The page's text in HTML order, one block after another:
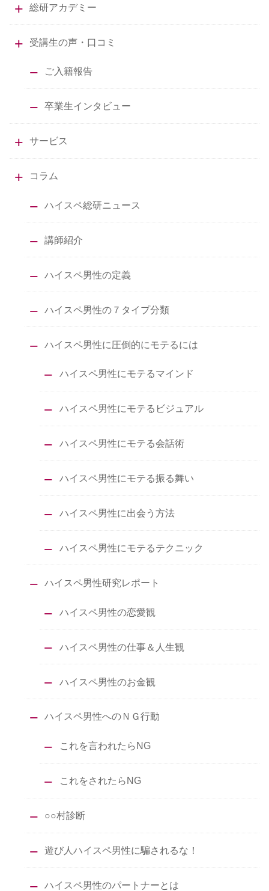
総研アカデミー
受講生の声・口コミ
ご入籍報告
卒業生インタビュー
サービス
コラム
ハイスペ総研ニュース
講師紹介
ハイスペ男性の定義
ハイスペ男性の７タイプ分類
ハイスペ男性に圧倒的にモテるには
ハイスペ男性にモテるマインド
ハイスペ男性にモテるビジュアル
ハイスペ男性にモテる会話術
ハイスペ男性にモテる振る舞い
ハイスペ男性に出会う方法
ハイスペ男性にモテるテクニック
ハイスペ男性研究レポート
ハイスペ男性の恋愛観
ハイスペ男性の仕事＆人生観
ハイスペ男性のお金観
ハイスペ男性へのＮＧ行動
これを言われたらNG
これをされたらNG
○○村診断
遊び人ハイスペ男性に騙されるな！
ハイスペ男性のパートナーとは